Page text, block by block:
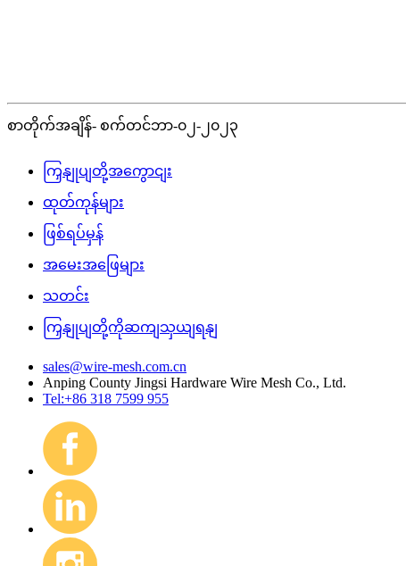
စာတိုက်အချိန်- စက်တင်ဘာ-၀၂-၂၀၂၃
ကြှနျုပျတို့အကွောငျး
ထုတ်ကုန်များ
ဖြစ်ရပ်မှန်
အမေးအဖြေများ
သတင်း
ကြှနျုပျတို့ကိုဆကျသှယျရနျ
sales@wire-mesh.com.cn
Anping County Jingsi Hardware Wire Mesh Co., Ltd.
Tel:+86 318 7599 955